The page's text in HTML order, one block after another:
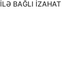
BAĞLI İZAHAT